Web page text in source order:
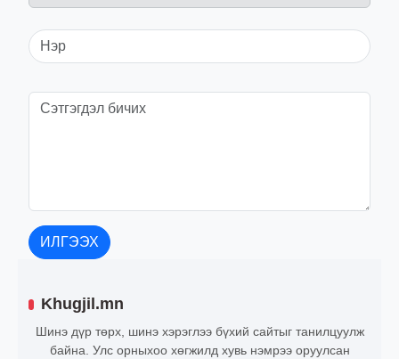
ИЛГЭЭХ
Khugjil.mn
Шинэ дүр төрх, шинэ хэрэглээ бүхий сайтыг танилцуулж
байна. Улс орныхоо хөгжилд хувь нэмрээ оруулсан